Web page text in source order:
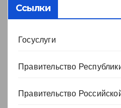
Ссылки
Госуслуги
Правительство
Правительство